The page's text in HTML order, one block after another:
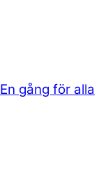
En gång för alla